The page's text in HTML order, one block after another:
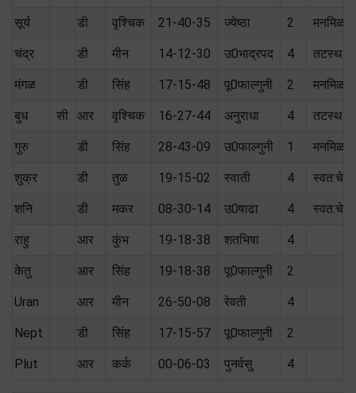
सूर्य डी वृश्चिक 21-40-35 ज्येष्ठा 2
चंद्र डी मीन 14-12-30 उ0भाद्रपद 4 तटस्थ
मंगळ डी सिंह 17-15-48 पू0फाल्गुनी 2
बुध सी आर वृश्चिक 16-27-44 अनुराधा 4 तटस्थ
गुरु डी सिंह 28-43-09 उ0फाल्गुनी 1
शुक्र डी तुळ 19-15-02 स्वाती 4 स्वत:चे
शनि डी मकर 08-30-14 उ0षाढा 4 स्वत:चे
राहु आर कुंभ 19-18-38 शतभिषा 4
केतु आर सिंह 19-18-38 पू0फाल्गुनी 2
Uran आर मीन 26-50-08 रेवती 4
Nept डी सिंह 17-15-57 पू0फाल्गुनी 2
Plut आर कर्क 00-06-03 पुनर्वसु 4